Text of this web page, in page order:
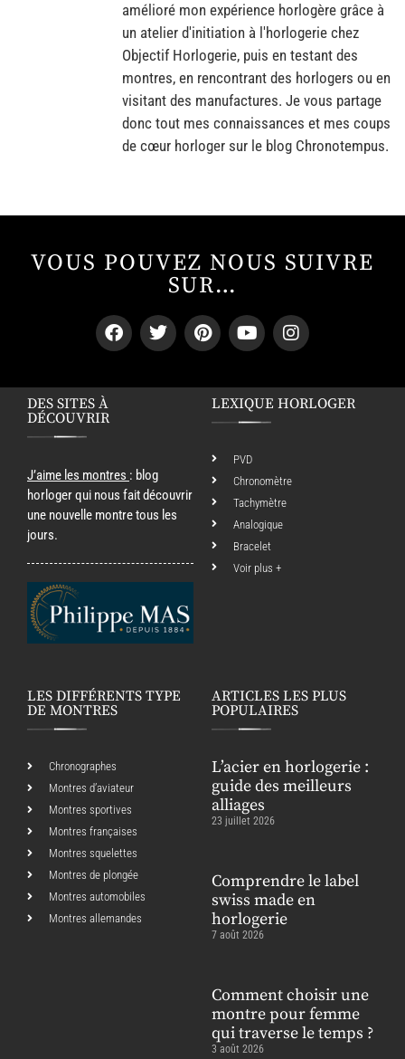
amélioré mon expérience horlogère grâce à
un atelier d'initiation à l'horlogerie chez
Objectif Horlogerie, puis en testant des
montres, en rencontrant des horlogers ou en
visitant des manufactures. Je vous partage
donc tout mes connaissances et mes coups
de cœur horloger sur le blog Chronotempus.
VOUS POUVEZ NOUS SUIVRE
SUR…
DES SITES À
DÉCOUVRIR
J’aime les montres : blog
horloger qui nous fait découvrir
une nouvelle montre tous les
jours.
LEXIQUE HORLOGER
PVD
Chronomètre
Tachymètre
Analogique
Bracelet
Voir plus +
LES DIFFÉRENTS TYPE
DE MONTRES
Chronographes
Montres d’aviateur
Montres sportives
Montres françaises
Montres squelettes
Montres de plongée
Montres automobiles
Montres allemandes
ARTICLES LES PLUS
POPULAIRES
L’acier en horlogerie :
guide des meilleurs
alliages
23 juillet 2026
Comprendre le label
swiss made en
horlogerie
7 août 2026
Comment choisir une
montre pour femme
qui traverse le temps ?
3 août 2026